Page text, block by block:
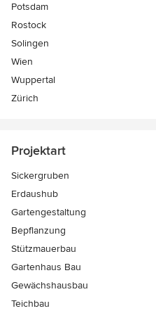
Potsdam
Rostock
Solingen
Wien
Wuppertal
Zürich
Projektart
Sickergruben
Erdaushub
Gartengestaltung
Bepflanzung
Stützmauerbau
Gartenhaus Bau
Gewächshausbau
Teichbau